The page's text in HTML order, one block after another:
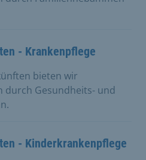
- Krankenpflege
bieten wir
durch Gesundheits- und
- Kinderkrankenpflege